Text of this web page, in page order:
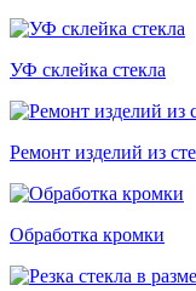
УФ склейка стекла
Ремонт изделий из
Обработка кромки